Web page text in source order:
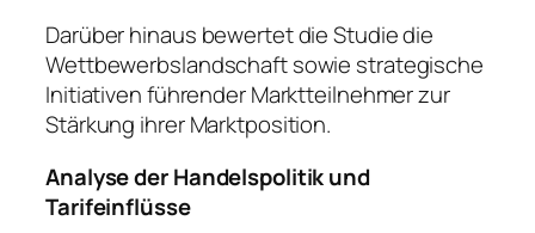
Darüber hinaus bewertet die Studie die
Wettbewerbslandschaft sowie strategische
Initiativen führender Marktteilnehmer zur
Stärkung ihrer Marktposition.
Analyse der Handelspolitik und
Tarifeinflüsse